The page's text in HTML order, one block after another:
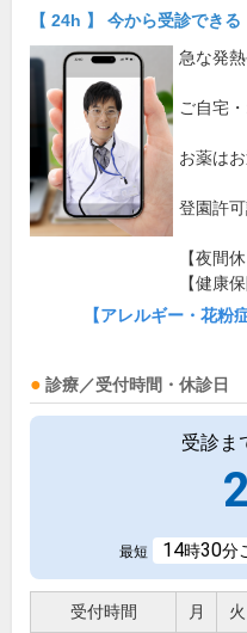
【 24h 】 今から受診できる
急な発
ご自宅
お薬は
登園許
【夜間
【健康
【アレルギー・花粉
診療／受付時間・休診日
受診ま
最短 14時30分
受付時間 月 火